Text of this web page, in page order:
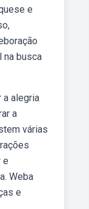
e
na busca
a alegria
a
várias
e
Weba
e